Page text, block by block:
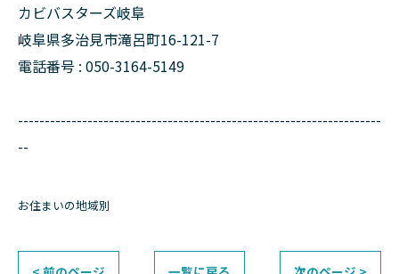
カビバスターズ岐阜
岐阜県多治見市滝呂町16-121-7
電話番号 : 050-3164-5149
--------------------------------------------------------------------
--
お住まいの地域別